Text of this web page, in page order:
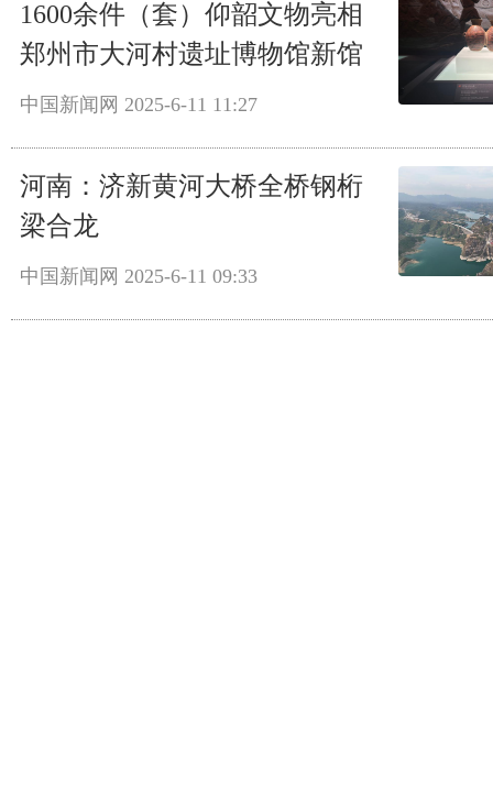
1600余件（套）仰韶文物亮相
郑州市大河村遗址博物馆新馆
中国新闻网 2025-6-11 11:27
河南：济新黄河大桥全桥钢桁
梁合龙
中国新闻网 2025-6-11 09:33